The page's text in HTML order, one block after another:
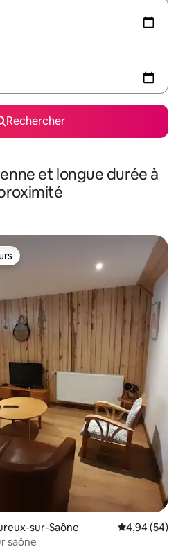
Rechercher
et longue durée à
sur-Saône Évaluation
4,94 (54)
saône